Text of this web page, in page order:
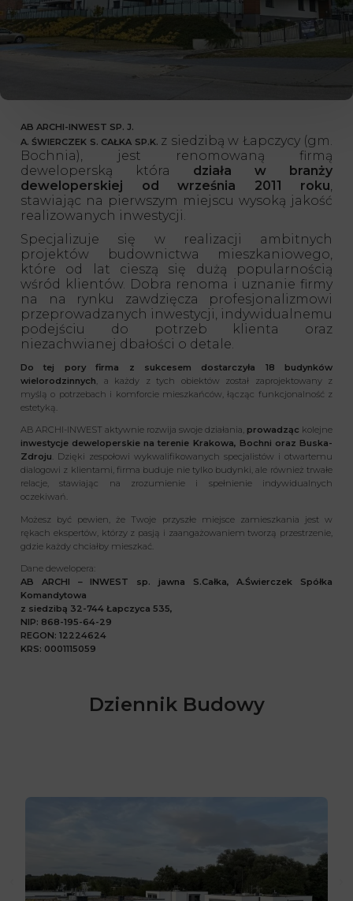
AB ARCHI-INWEST SP. J.
A. ŚWIERCZEK S. CAŁKA SP.K. z siedzibą w Łapczycy (gm.
Bochnia),
jest renomowaną firmą
deweloperską która działa w branży
deweloperskiej od września 2011 roku,
stawiając na pierwszym miejscu wysoką jakość
realizowanych inwestycji.
Specjalizuje się w realizacji ambitnych
projektów budownictwa mieszkaniowego,
które od lat cieszą się dużą popularnością
wśród klientów. Dobra renoma i uznanie firmy
na na rynku zawdzięcza profesjonalizmowi
przeprowadzanych inwestycji, indywidualnemu
podejściu do potrzeb klienta oraz
niezachwianej dbałości o detale.
Do tej pory firma z sukcesem dostarczyła 18 budynków
wielorodzinnych, a każdy z tych obiektów został zaprojektowany z
myślą o potrzebach i komforcie mieszkańców, łącząc funkcjonalność z
estetyką.
AB ARCHI-INWEST aktywnie rozwija swoje działania, prowadząc kolejne
inwestycje deweloperskie na terenie Krakowa, Bochni oraz Buska-
Zdroju. Dzięki zespołowi wykwalifikowanych specjalistów i otwartemu
dialogowi z klientami, firma buduje nie tylko budynki, ale również trwałe
relacje, stawiając na zrozumienie i spełnienie indywidualnych
oczekiwań.
Możesz być pewien, że Twoje przyszłe miejsce zamieszkania jest w
rękach ekspertów, którzy z pasją i zaangażowaniem tworzą przestrzenie,
gdzie każdy chciałby mieszkać.
Dane dewelopera:
AB ARCHI – INWEST sp. jawna S.Całka, A.Świerczek Spółka
Komandytowa
z siedzibą 32-744 Łapczyca 535,
NIP: 868-195-64-29
REGON: 12224624
KRS: 0001115059
Dziennik Budowy